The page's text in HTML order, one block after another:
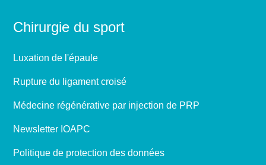
Chirurgie du sport
Luxation de l'épaule
Rupture du ligament croisé
Médecine régénérative par injection de PRP
Newsletter IOAPC
Politique de protection des données